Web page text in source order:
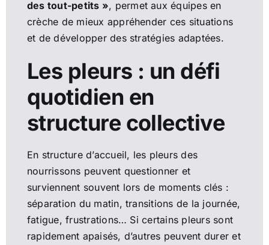
des tout-petits », permet aux équipes en
crèche de mieux appréhender ces situations
et de développer des stratégies adaptées.
Les pleurs : un défi
quotidien en
structure collective
En structure d’accueil, les pleurs des
nourrissons peuvent questionner et
surviennent souvent lors de moments clés :
séparation du matin, transitions de la journée,
fatigue, frustrations… Si certains pleurs sont
rapidement apaisés, d’autres peuvent durer et